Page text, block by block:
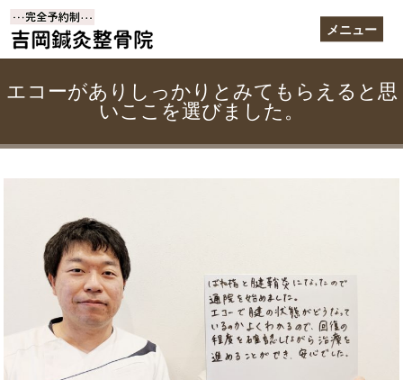
メニュー
エコーがありしっかりとみてもらえると思
いここを選びました。